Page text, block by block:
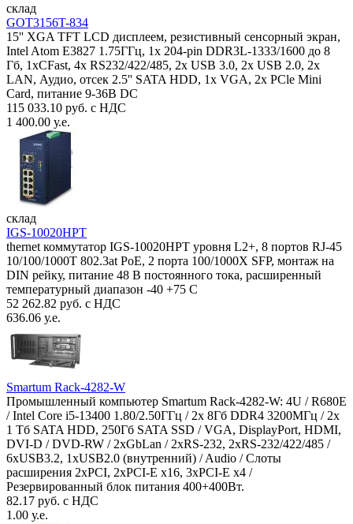
склад
GOT3156T-834
15'' XGA TFT LCD дисплеем, резистивный сенсорный экран,
Intel Atom E3827 1.75ГГц, 1x 204-pin DDR3L-1333/1600 до 8
Гб, 1xCFast, 4x RS232/422/485, 2x USB 3.0, 2x USB 2.0, 2x
LAN, Аудио, отсек 2.5'' SATA HDD, 1x VGA, 2x PCle Mini
Card, питание 9-36В DC
115 033.10 руб. с НДС
1 400.00 у.е.
склад
IGS-10020HPT
thernet коммутатор IGS-10020HPT уровня L2+, 8 портов RJ-45
10/100/1000T 802.3at PoE, 2 порта 100/1000X SFP, монтаж на
DIN рейку, питание 48 В постоянного тока, расширенный
температурный диапазон -40 +75 С
52 262.82 руб. с НДС
636.06 у.е.
Smartum Rack-4282-W
Промышленный компьютер Smartum Rack-4282-W: 4U / R680E
/ Intel Core i5-13400 1.80/2.50ГГц / 2x 8Гб DDR4 3200МГц / 2x
1 Тб SATA HDD, 250Гб SATA SSD / VGA, DisplayPort, HDMI,
DVI-D / DVD-RW / 2xGbLan / 2xRS-232, 2xRS-232/422/485 /
6xUSB3.2, 1xUSB2.0 (внутренний) / Audio / Слоты
расширения 2xPCI, 2xPCI-E x16, 3xPCI-E x4 /
Резервированный блок питания 400+400Вт.
82.17 руб. с НДС
1.00 у.е.